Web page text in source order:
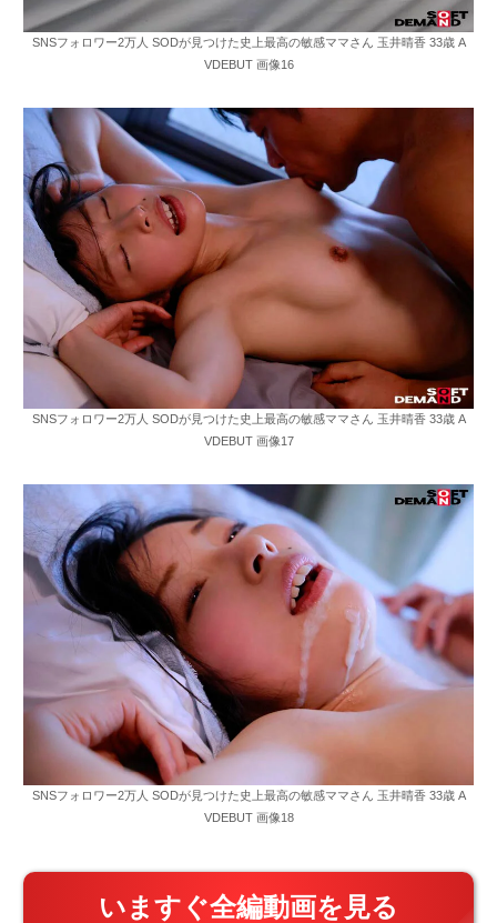
SNSフォロワー2万人 SODが見つけた史上最高の敏感ママさん 玉井晴香 33歳 A
VDEBUT 画像16
SNSフォロワー2万人 SODが見つけた史上最高の敏感ママさん 玉井晴香 33歳 A
VDEBUT 画像17
SNSフォロワー2万人 SODが見つけた史上最高の敏感ママさん 玉井晴香 33歳 A
VDEBUT 画像18
いますぐ全編動画を見る